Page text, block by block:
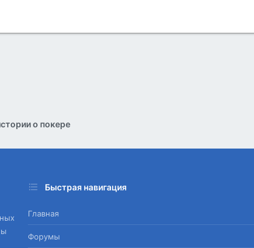
о покере
Быстрая навигация
Главная
Форумы